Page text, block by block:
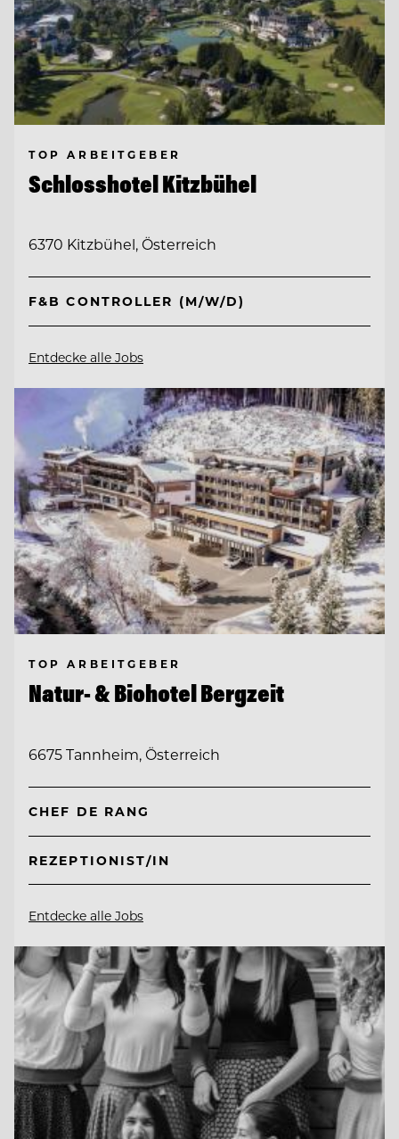
TOP ARBEITGEBER
Schlosshotel Kitzbühel
6370 Kitzbühel, Österreich
F&B CONTROLLER (M/W/D)
Entdecke alle Jobs
TOP ARBEITGEBER
Natur- & Biohotel Bergzeit
6675 Tannheim, Österreich
CHEF DE RANG
REZEPTIONIST/IN
Entdecke alle Jobs